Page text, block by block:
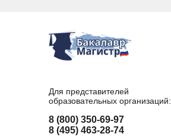
Для представителей
образовательных организаций:
8 (800) 350-69-97
8 (495) 463-28-74